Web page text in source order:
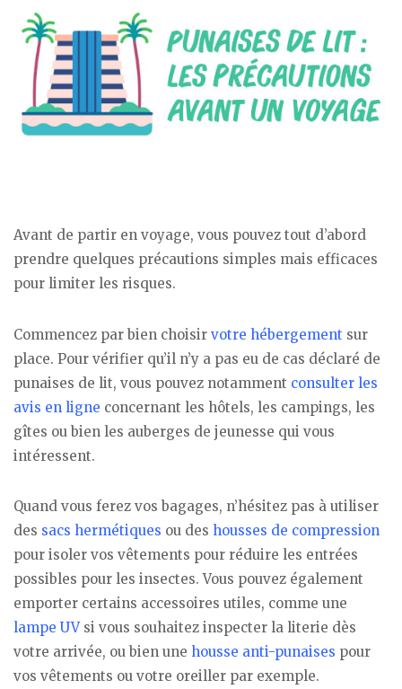
Avant de partir en voyage, vous pouvez tout d’abord
prendre quelques précautions simples mais efficaces
pour limiter les risques.
Commencez par bien choisir votre hébergement sur
place. Pour vérifier qu’il n’y a pas eu de cas déclaré de
punaises de lit, vous pouvez notamment consulter les
avis en ligne concernant les hôtels, les campings, les
gîtes ou bien les auberges de jeunesse qui vous
intéressent.
Quand vous ferez vos bagages, n’hésitez pas à utiliser
des sacs hermétiques ou des housses de compression
pour isoler vos vêtements pour réduire les entrées
possibles pour les insectes. Vous pouvez également
emporter certains accessoires utiles, comme une
lampe UVsi vous souhaitez inspecter la literie dès
votre arrivée, ou bien une housse anti-punaises pour
vos vêtements ou votre oreiller par exemple.